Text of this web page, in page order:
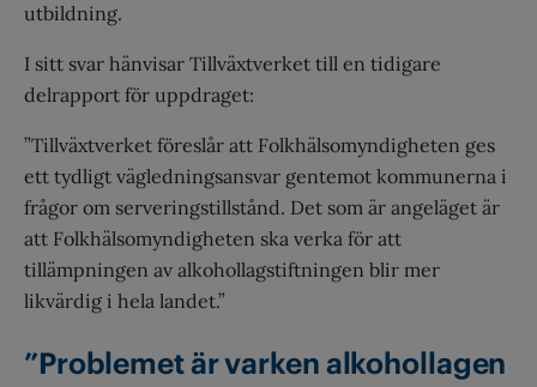
utbildning.
I sitt svar hänvisar Tillväxtverket till en tidigare
delrapport för uppdraget:
”Tillväxtverket föreslår att Folkhälsomyndigheten ges
ett tydligt vägledningsansvar gentemot kommunerna i
frågor om serveringstillstånd. Det som är angeläget är
att Folkhälsomyndigheten ska verka för att
tillämpningen av alkohollagstiftningen blir mer
likvärdig i hela landet.”
”Problemet är varken alkohollagen